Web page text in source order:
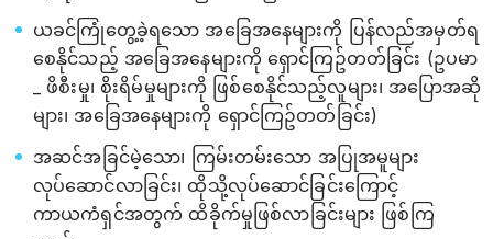
ယခင်ကြုံတွေ့ခဲ့ရသော အခြေအနေများကို ပြန်လည်အမှတ်ရ
စေနိုင်သည့် အခြေအနေများကို ရှောင်ကြဥ်တတ်ခြင်း (ဥပမာ
_ ဖိစီးမှု၊ စိုးရိမ်မှုများကို ဖြစ်စေနိုင်သည့်လူများ၊ အပြောအဆို
များ၊ အခြေအနေများကို ရှောင်ကြဥ်တတ်ခြင်း)
အဆင်အခြင်မဲ့သော၊ ကြမ်းတမ်းသော အပြုအမူများ
လုပ်ဆောင်လာခြင်း၊ ထိုသို့လုပ်ဆောင်ခြင်းကြောင့်
ကာယကံရှင်အတွက် ထိခိုက်မှုဖြစ်လာခြင်းများ ဖြစ်ကြ